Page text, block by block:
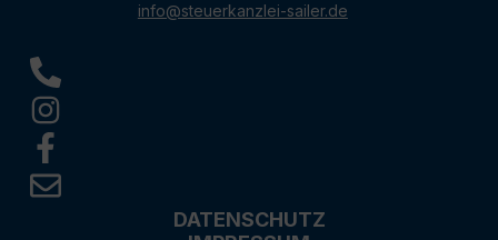
info@steuerkanzlei-sailer.de
DATENSCHUTZ